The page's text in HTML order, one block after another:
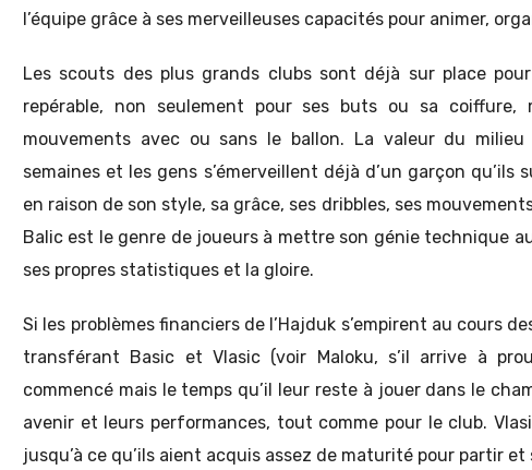
l’équipe grâce à ses merveilleuses capacités pour animer,
Les scouts des plus grands clubs sont déjà sur place
repérable, non seulement pour ses buts ou sa coiffure,
mouvements avec ou sans le ballon. La valeur du
semaines et les gens s’émerveillent déjà d’un garçon
en raison de son style, sa grâce, ses dribbles, ses
Balic est le genre de joueurs à mettre son génie technique
ses propres statistiques et la gloire.
Si les problèmes financiers de l’Hajduk s’empirent au cours
transférant Basic et Vlasic (voir Maloku, s’il arrive à
commencé mais le temps qu’il leur reste à jouer dans le
avenir et leurs performances, tout comme pour le club.
jusqu’à ce qu’ils aient acquis assez de maturité pour partir et